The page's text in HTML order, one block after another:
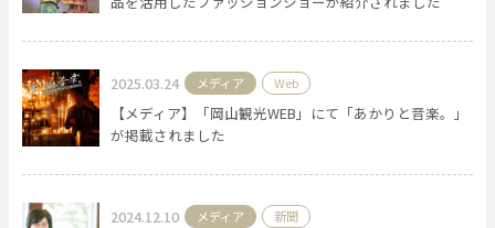
2025.03.24 メディア Web
【メディア】「岡山観光WEB」にて「あかりと音楽。」
が掲載されました
2024.12.10 メディア 新聞